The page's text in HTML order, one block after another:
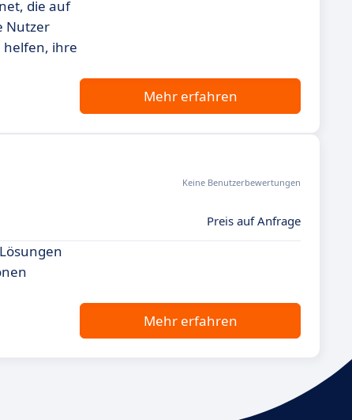
die auf
Nutzer
helfen, ihre
Mehr erfahren
Keine Benutzerbewertungen
Preis auf Anfrage
Mehr erfahren